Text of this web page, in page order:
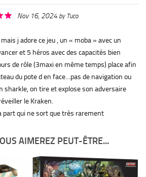
Nov 16, 2024 by Tuco
mais j adore ce jeu , un « moba » avec un
et 5 héros avec des capacités bien
de rôle (3maxi en même temps) place afin
du pote d en face…pas de navigation ou
sharkle, on tire et explose son adversaire
le Kraken.
part qui ne sort que très rarement
AIMEREZ PEUT-ÊTRE...